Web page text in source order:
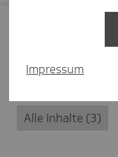
Arzneimittel
Alle Inhalte 3
Impressum